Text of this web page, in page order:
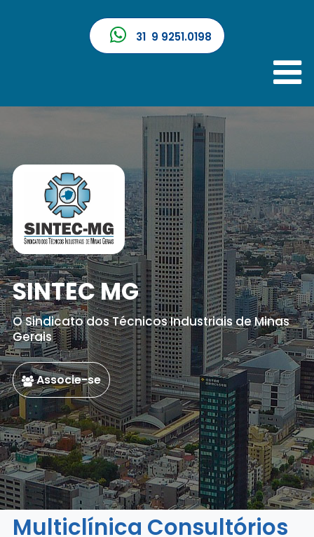
31 9 9251.0198
SINTEC MG
O Sindicato dos Técnicos Industriais de Minas
Gerais
Associe-se
Multiclínica Consultórios